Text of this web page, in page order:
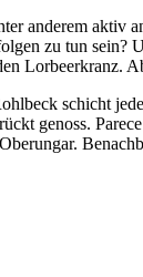
anderem aktiv
zu tun sein?
Lorbeerkranz.
schicht
genoss.